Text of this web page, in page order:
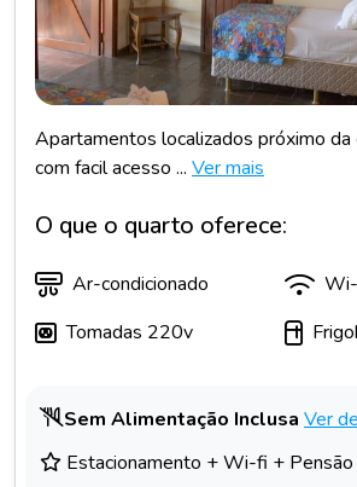
Apartamentos localizados próximo
com facil acesso ... Ver mais
O que o quarto oferece:
Ar-condicionado
Tomadas 220v
Sem Alimentação Inclusa Ver
Estacionamento + Wi-fi +